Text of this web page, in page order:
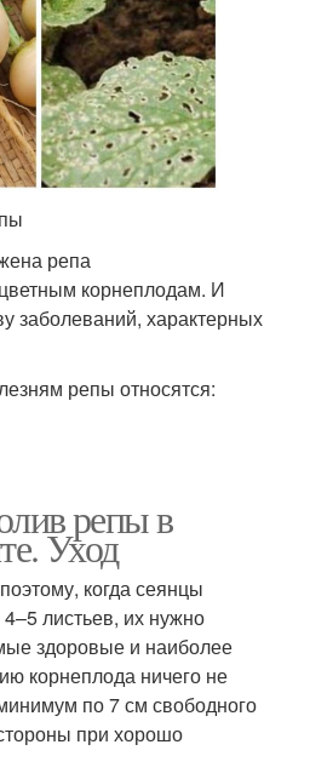
репа
корнеплодам. И
заболеваний, характерных
репы относятся:
репы в
Уход
когда сеянцы
листьев, их нужно
здоровые и наиболее
корнеплода ничего не
по 7 см свободного
при хорошо